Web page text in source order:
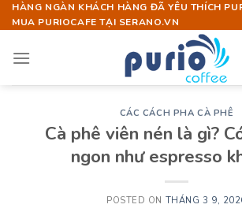
Skip
to
HÀNG NGÀN KHÁCH HÀNG ĐÃ YÊU THÍCH
MUA PURIOCAFE TẠI SERANO.VN
CÁC CÁCH PHA CÀ PHÊ
Cà phê viên nén là gì?
ngon như espresso
POSTED ON THÁNG 3 9,